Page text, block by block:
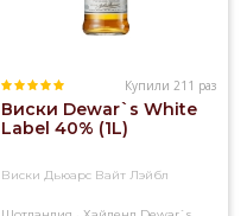
Купили 211 раз
Виски Dewar`s White
Label 40% (1L)
Виски Дьюарс Вайт Лэйбл